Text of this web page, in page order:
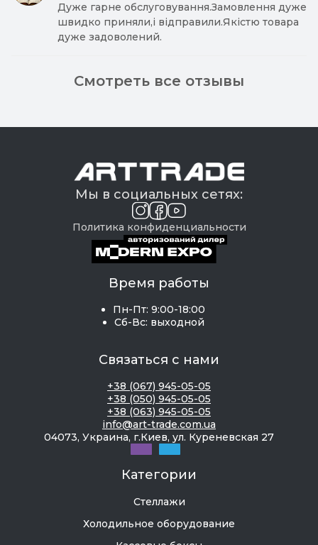
Дуже гарне обслуговування.Замовлення дуже
швидко приняли,і відправили.Якістю товара
дуже задоволений.
Смотреть все отзывы
Мы в социальных сетях:
Политика конфиденциальности
Время работы
Пн-Пт: 9:00-18:00
Сб-Вс: выходной
Связаться с нами
+38 (067) 945-05-05
+38 (050) 945-05-05
+38 (063) 945-05-05
info@art-trade.com.ua
04073, Украина, г.Киев, ул. Куреневская 27
Категории
Стеллажи
Холодильное оборудование